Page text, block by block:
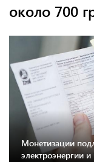
около 700
Монетизации
электроэнергии